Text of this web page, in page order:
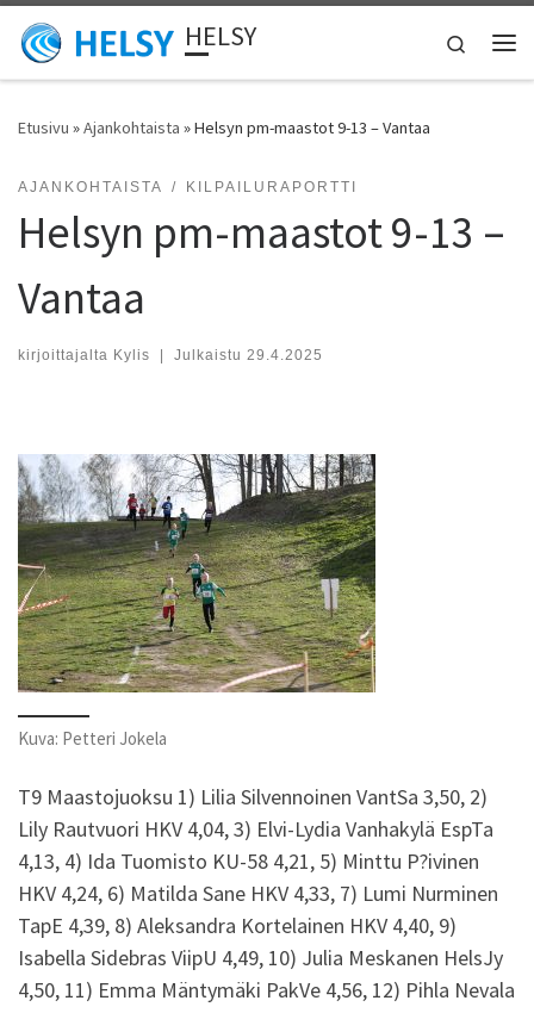
Skip to content HELSY
Search
Etusivu »Ajankohtaista »Helsyn pm-maastot 9-13 – Vantaa
AJANKOHTAISTA KILPAILURAPORTTI
Helsyn pm-maastot 9-13 –
Vantaa
kirjoittajalta Kylis | Julkaistu 29.4.2025
Kuva: Petteri Jokela
T9 Maastojuoksu 1) Lilia Silvennoinen VantSa 3,50, 2)
Lily Rautvuori HKV 4,04, 3) Elvi-Lydia Vanhakylä EspTa
4,13, 4) Ida Tuomisto KU-58 4,21, 5) Minttu P?ivinen
HKV 4,24, 6) Matilda Sane HKV 4,33, 7) Lumi Nurminen
TapE 4,39, 8) Aleksandra Kortelainen HKV 4,40, 9)
Isabella Sidebras ViipU 4,49, 10) Julia Meskanen HelsJy
4,50, 11) Emma Mäntymäki PakVe 4,56, 12) Pihla Nevala